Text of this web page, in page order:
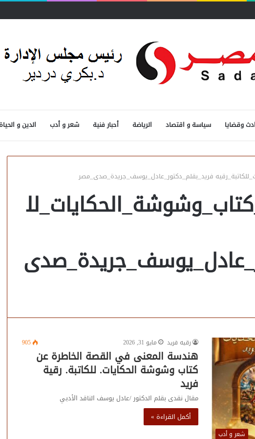
وقضايا سياسة و اقتصاد الرياضة أحبار فنية شعر و أدب الدين و الحياة
فريد_بقلم_دكتور_عادل_يوسف_جريدة_صدى_مصر
شعر و أدب
رقيه فريد مايو 31, 2026 905
هندسة المعنى في القصة الخاطرة عن
كتاب وشوشة الحكايات. للكاتبة. رقية
فريد
مقال نقدى بقلم الدكتور /عادل يوسف الناقد الأدبي
أكمل القراءة »